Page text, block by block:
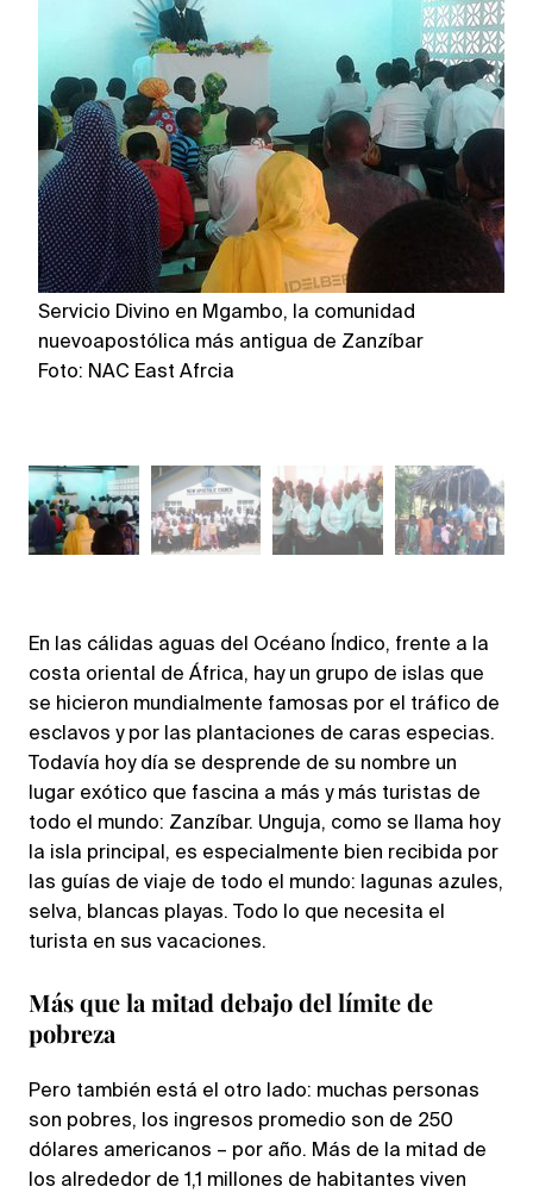
Servicio Divino en Mgambo, la comunidad
nuevoapostólica más antigua de Zanzíbar
Foto: NAC East Afrcia
En las cálidas aguas del Océano Índico, frente a la
costa oriental de África, hay un grupo de islas que
se hicieron mundialmente famosas por el tráfico de
esclavos y por las plantaciones de caras especias.
Todavía hoy día se desprende de su nombre un
lugar exótico que fascina a más y más turistas de
todo el mundo: Zanzíbar. Unguja, como se llama hoy
la isla principal, es especialmente bien recibida por
las guías de viaje de todo el mundo: lagunas azules,
selva, blancas playas. Todo lo que necesita el
turista en sus vacaciones.
Más que la mitad debajo del límite de
pobreza
Pero también está el otro lado: muchas personas
son pobres, los ingresos promedio son de 250
dólares americanos – por año. Más de la mitad de
los alrededor de 1,1 millones de habitantes viven